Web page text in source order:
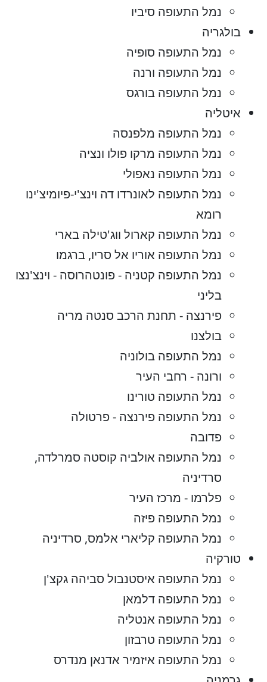
נמל התעופה סיביו
בולגריה
נמל התעופה סופיה
נמל התעופה ורנה
נמל התעופה בורגס
איטליה
נמל התעופה מלפנסה
נמל התעופה מרקו פולו ונציה
נמל התעופה נאפולי
נמל התעופה לאונרדו דה וינצ'י-פיומיצ'ינו
רומא
נמל התעופה קארול ווג'טילה בארי
נמל התעופה אוריו אל סריו, ברגמו
נמל התעופה קטניה - פונטהרוסה - וינצ'נצו
בליני
פירנצה - תחנת הרכב סנטה מריה
בולצנו
נמל התעופה בולוניה
ורונה - רחבי העיר
נמל התעופה טורינו
נמל התעופה פירנצה - פרטולה
פדובה
נמל התעופה אולביה קוסטה סמרלדה,
סרדיניה
פלרמו - מרכז העיר
נמל התעופה פיזה
נמל התעופה קליארי אלמס, סרדיניה
טורקיה
נמל התעופה איסטנבול סביהה גקצ'ן
נמל התעופה דלמאן
נמל התעופה אנטליה
נמל התעופה טרבזון
נמל התעופה איזמיר אדנאן מנדרס